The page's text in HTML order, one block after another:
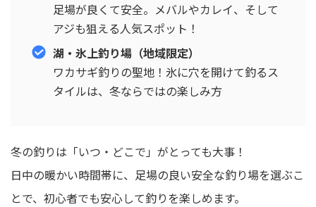
足場が良くて安全。メバルやカレイ、そして
アジも狙える人気スポット！
湖・氷上釣り場（地域限定）
ワカサギ釣りの聖地！氷に穴を開けて釣るス
タイルは、冬ならではの楽しみ方
冬の釣りは「いつ・どこで」がとっても大事！
日中の暖かい時間帯に、足場の良い安全な釣り場を選ぶこ
とで、初心者でも安心して釣りを楽しめます。